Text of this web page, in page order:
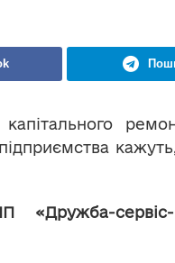
сервіс-